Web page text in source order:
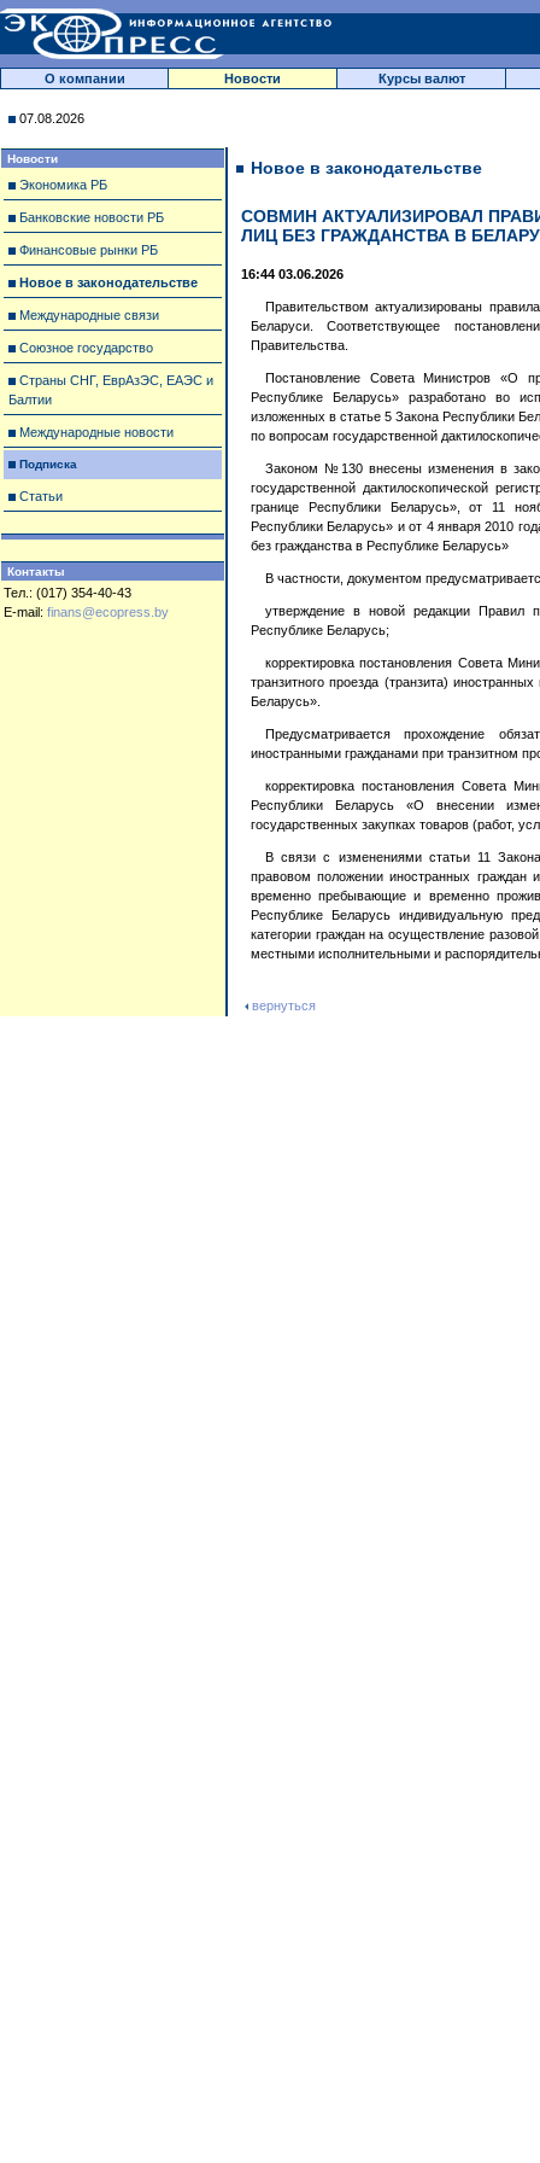
О компании Новости Курсы валют
07.08.2026
Новости
Экономика РБ
Банковские новости РБ
Финансовые рынки РБ
Новое в законодательстве
Международные связи
Союзное государство
Страны СНГ, ЕврАзЭС, ЕАЭС и
Балтии
Международные новости
Подписка
Статьи
Контакты
Тел.: (017) 354-40-43
E-mail: finans@ecopress.by
Новое в законодательстве
СОВМИН АКТУАЛИЗИРОВАЛ
ЛИЦ БЕЗ ГРАЖДАНСТВА В
16:44 03.06.2026
Правительством актуализированы
Беларуси. Соответствующее
Правительства.
Постановление Совета Министров «О
Республике Беларусь» разработано во
изложенных в статье 5 Закона Республики
по вопросам государственной
Законом №130 внесены изменения в
государственной дактилоскопической
границе Республики Беларусь», от 11
Республики Беларусь» и от 4 января 2010
без гражданства в Республике Беларусь»
В частности, документом
утверждение в новой редакции Правил
Республике Беларусь;
корректировка постановления Совета
транзитного проезда (транзита)
Беларусь».
Предусматривается прохождение
иностранными гражданами при транзитном
корректировка постановления Совета
Республики Беларусь «О внесении
государственных закупках товаров (работ,
В связи с изменениями статьи 11
правовом положении иностранных граждан
временно пребывающие и временно
Республике Беларусь индивидуальную
категории граждан на осуществление
местными исполнительными и
вернуться